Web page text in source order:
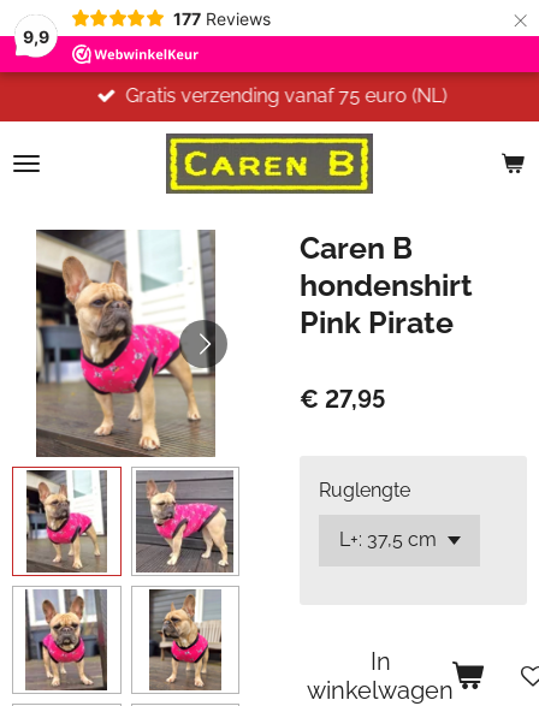
9,9
177 Reviews ×
Gratis verzending vanaf 75 euro (NL)
Caren B
hondenshirt
Pink Pirate
€ 27,95
Ruglengte
In
winkelwagen